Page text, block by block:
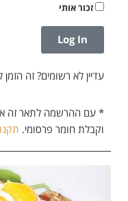
זכור אותי
Log In
עדיין לא רשומים? זה
* עם ההרשמה לתאר זה
וקבלת חומר פרסומי.